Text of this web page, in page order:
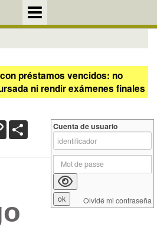
préstamos vencidos: no
ni rendir exámenes finales
Copy
Link
Cuenta de usuario
Olvidé mi contraseña